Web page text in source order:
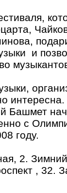
и
Башмет
с
году.
2.
, 32.